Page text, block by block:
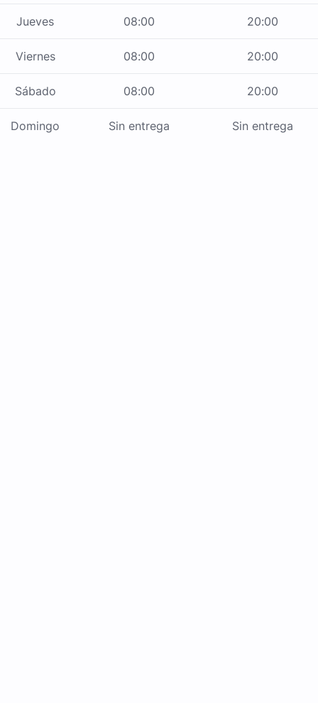
Jueves 08:00 20:00
Viernes 08:00 20:00
Sábado 08:00 20:00
Domingo Sin entrega Sin entrega